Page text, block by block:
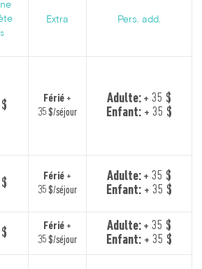
Extra Pers. add.
Férié +
35 $/séjour
Adulte:+ 35 $
Enfant: + 35 $
Férié +
35 $/séjour
Adulte:+ 35 $
Enfant: + 35 $
Férié +
35 $/séjour
Adulte:+ 35 $
Enfant: + 35 $